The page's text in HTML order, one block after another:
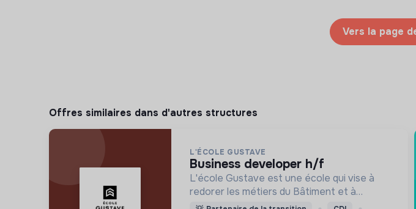
Vers la page
Offres similaires dans d'autres structures
L'ÉCOLE GUSTAVE
business developer h/f
L'école Gustave est une école qui vise à
redorer les métiers du Bâtiment et à
construire le monde de demain. Notre ESS